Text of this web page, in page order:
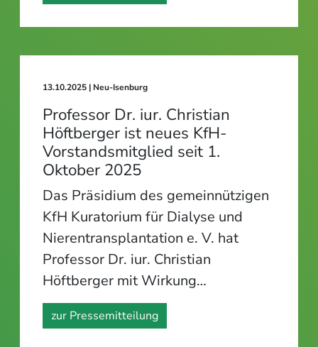
13.10.2025 | Neu-Isenburg
Professor Dr. iur. Christian
Höftberger ist neues KfH-
Vorstandsmitglied seit 1.
Oktober 2025
Das Präsidium des gemeinnützigen
KfH Kuratorium für Dialyse und
Nierentransplantation e. V. hat
Professor Dr. iur. Christian
Höftberger mit Wirkung…
zur Pressemitteilung